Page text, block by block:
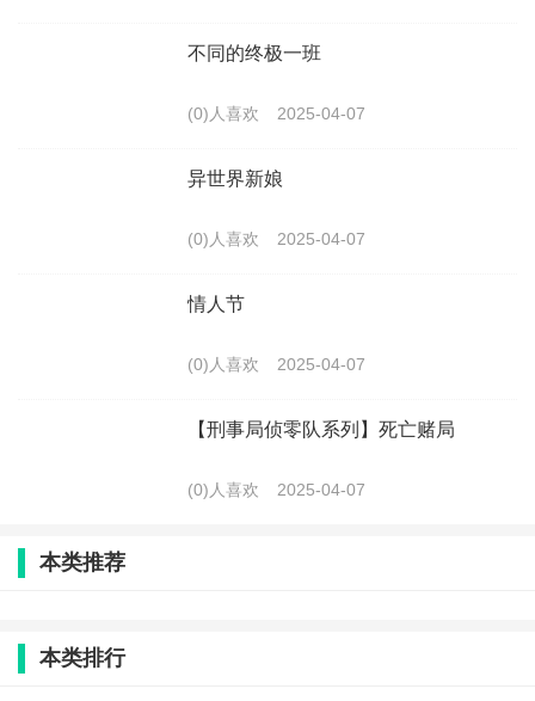
不同的终极一班
(0)人喜欢 2025-04-07
异世界新娘
(0)人喜欢 2025-04-07
情人节
(0)人喜欢 2025-04-07
【刑事局侦零队系列】死亡赌局
(0)人喜欢 2025-04-07
本类推荐
本类排行